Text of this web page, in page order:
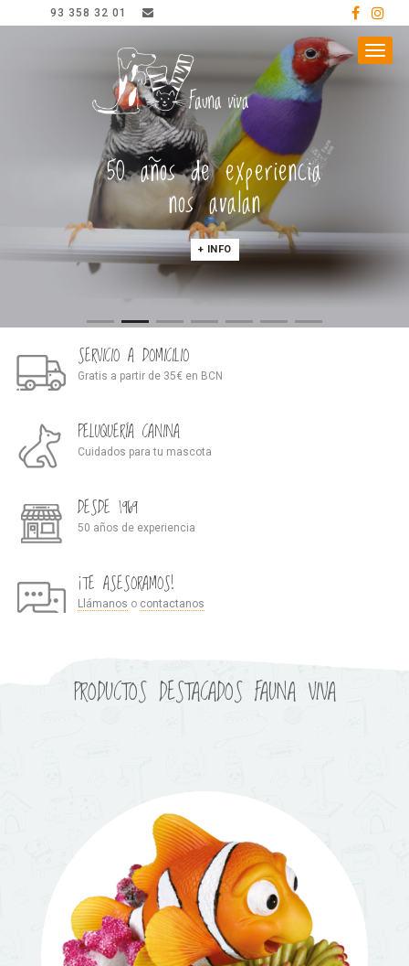
93 358 32 01
Menú
50 años de experiencia
nos avalan
+ INFO
SERVICIO A DOMICILIO
Gratis a partir de 35€ en BCN
PELUQUERÍA CANINA
Cuidados para tu mascota
DESDE 1969
50 años de experiencia
¡TE ASESORAMOS!
Llámanos o contactanos
PRODUCTOS DESTACADOS FAUNA VIVA